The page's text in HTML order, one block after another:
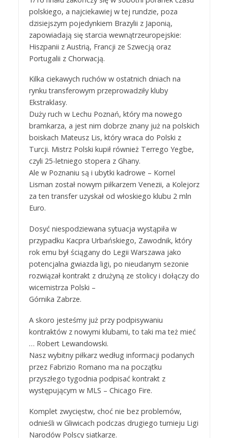
polskiego, a najciekawiej w tej rundzie, poza
dzisiejszym pojedynkiem Brazylii z Japonią,
zapowiadają się starcia wewnątrzeuropejskie:
Hiszpanii z Austrią, Francji ze Szwecją oraz
Portugalii z Chorwacją.
Kilka ciekawych ruchów w ostatnich dniach na
rynku transferowym przeprowadziły kluby
Ekstraklasy.
Duży ruch w Lechu Poznań, który ma nowego
bramkarza, a jest nim dobrze znany już na polskich
boiskach Mateusz Lis, który wraca do Polski z
Turcji. Mistrz Polski kupił również Terrego Yegbe,
czyli 25-letniego stopera z Ghany.
Ale w Poznaniu są i ubytki kadrowe – Kornel
Lisman został nowym piłkarzem Venezii, a Kolejorz
za ten transfer uzyskał od włoskiego klubu 2 mln
Euro.
Dosyć niespodziewana sytuacja wystąpiła w
przypadku Kacpra Urbańskiego, Zawodnik, który
rok emu był ściągany do Legii Warszawa jako
potencjalna gwiazda ligi, po nieudanym sezonie
rozwiązał kontrakt z drużyną ze stolicy i dołączy do
wicemistrza Polski –
Górnika Zabrze.
A skoro jesteśmy już przy podpisywaniu
kontraktów z nowymi klubami, to taki ma też mieć
… Robert Lewandowski.
Nasz wybitny piłkarz według informacji podanych
przez Fabrizio Romano ma na początku
przyszłego tygodnia podpisać kontrakt z
występującym w MLS – Chicago Fire.
Komplet zwycięstw, choć nie bez problemów,
odnieśli w Gliwicach podczas drugiego turnieju Ligi
Narodów Polscy siatkarze.